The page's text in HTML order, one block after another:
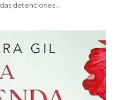
detenciones…